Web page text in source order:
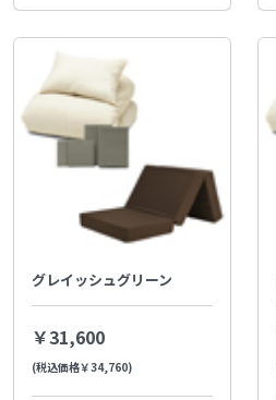
グレイッシュグリーン
￥31,600
(税込価格￥34,760)